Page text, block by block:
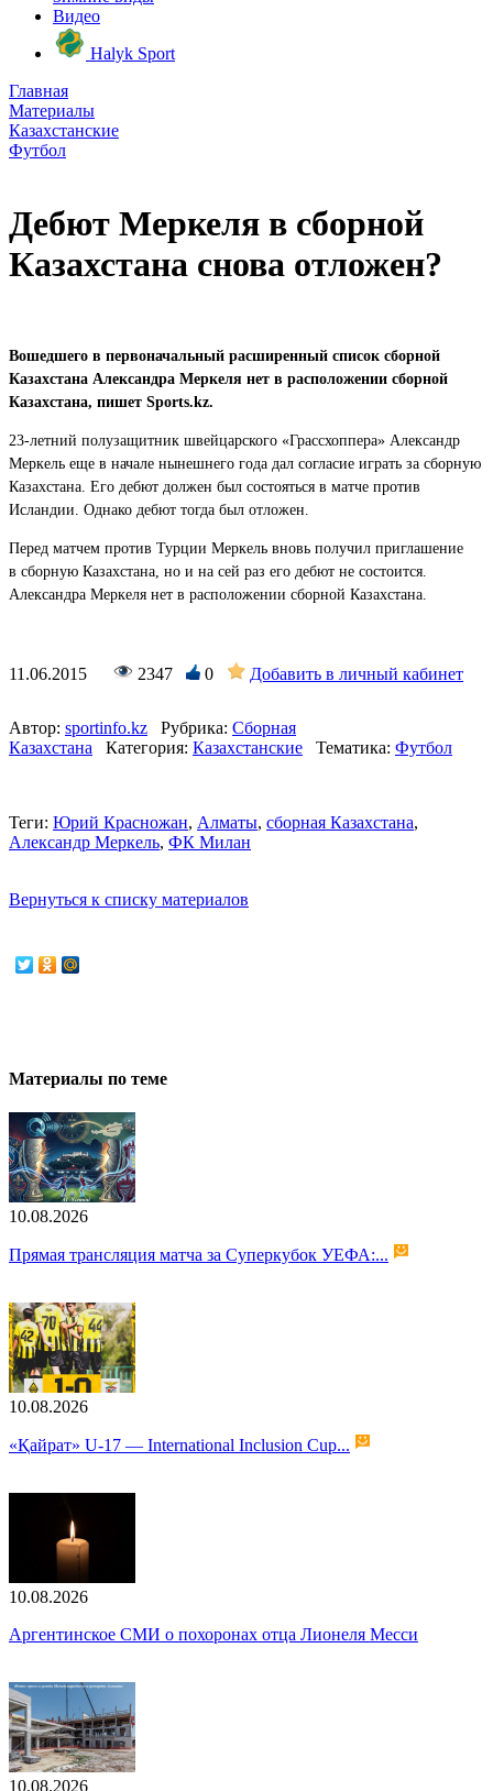
Видео
Halyk Sport
Главная
Материалы
Казахстанские
Футбол
Дебют Меркеля в сборной
Казахстана снова отложен?
Вошедшего в первоначальный расширенный список сборной
Казахстана Александра Меркеля нет в расположении сборной
Казахстана, пишет Sports.kz.
23-летний полузащитник швейцарского «Грассхоппера» Александр
Меркель еще в начале нынешнего года дал согласие играть за сборную
Казахстана. Его дебют должен был состояться в матче против
Исландии. Однако дебют тогда был отложен.
Перед матчем против Турции Меркель вновь получил приглашение
в сборную Казахстана, но и на сей раз его дебют не состоится.
Александра Меркеля нет в расположении сборной Казахстана.
11.06.2015 2347 0 Добавить в личный кабинет
Автор: sportinfo.kz Рубрика: Сборная
Казахстана
Категория: Казахстанские Тематика: Футбол
Теги: Юрий Красножан, Алматы, сборная Казахстана,
Александр Меркель, ФК Милан
Вернуться к списку материалов
Материалы по теме
10.08.2026
Прямая трансляция матча за Суперкубок УЕФА:...
10.08.2026
«Қайрат» U-17 — International Inclusion Cup...
10.08.2026
Аргентинское СМИ о похоронах отца Лионеля Месси
10.08.2026